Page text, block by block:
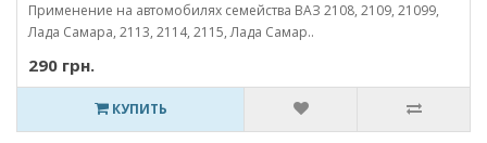
Применение на автомобилях семейства ВАЗ 2108, 2109, 21099,
Лада Самара, 2113, 2114, 2115, Лада Самар..
290 грн.
КУПИТЬ